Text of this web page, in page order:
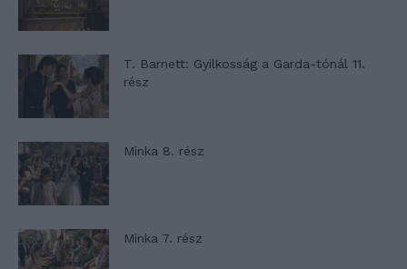
T. Barnett: Gyilkosság a Garda-tónál 11.
rész
Minka 8. rész
Minka 7. rész